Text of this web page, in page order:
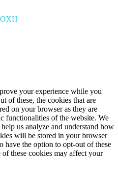
your experience while you
of these, the cookies that are
on your browser as they are
functionalities of the website. We
us analyze and understand how
will be stored in your browser
have the option to opt-out of these
these cookies may affect your